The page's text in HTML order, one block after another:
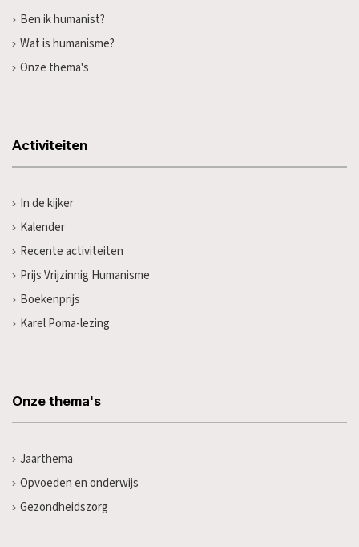
Ben ik humanist?
Wat is humanisme?
Onze thema's
Activiteiten
In de kijker
Kalender
Recente activiteiten
Prijs Vrijzinnig Humanisme
Boekenprijs
Karel Poma-lezing
Onze thema's
Jaarthema
Opvoeden en onderwijs
Gezondheidszorg